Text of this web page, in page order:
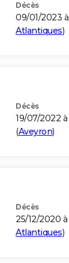
Décès
09/01/2023 à
Atlantiques)
Décès
19/07/2022 à
(Aveyron)
Décès
25/12/2020 à
Atlantiques)